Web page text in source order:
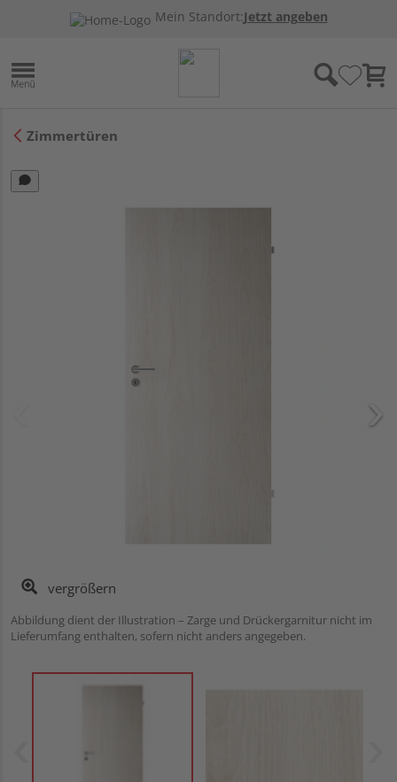
Mein Standort:Jetzt angeben
Zimmertüren
vergrößern
Abbildung dient der Illustration – Zarge und Drückergarnitur nicht im
Lieferumfang enthalten, sofern nicht anders angegeben.